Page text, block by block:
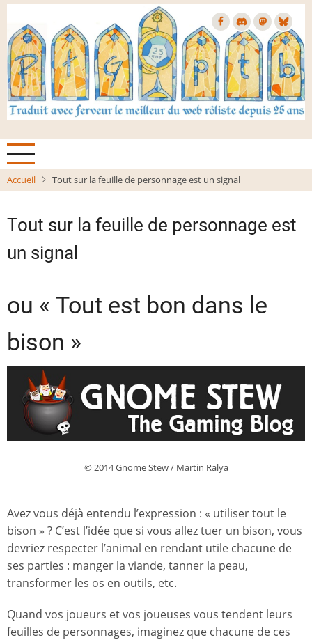
Aller
contenu
principal
Accueil Tout sur la feuille de personnage est un signal
Tout sur la feuille de personnage est
un signal
ou « Tout est bon dans le
bison »
© 2014 Gnome Stew / Martin Ralya
Avez vous déjà entendu l’expression : « utiliser tout le
bison » ? C’est l’idée que si vous allez tuer un bison, vous
devriez respecter l’animal en rendant utile chacune de
ses parties : manger la viande, tanner la peau,
transformer les os en outils, etc.
Quand vos joueurs et vos joueuses vous tendent leurs
feuilles de personnages, imaginez que chacune de ces